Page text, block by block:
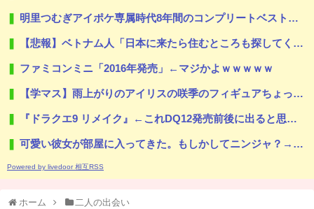
明里つむぎアイポケ専属時代8年間のコンプリートベストが半額セール中！！
【悲報】ベトナム人「日本に来たら住むところも探してくれてお金も出ると言われた！日本人は働く人を探しているから人が多いほうが助かると言われた！」ｗｗｗｗｗｗｗｗ
ファミコンミニ「2016年発売」←マジかよｗｗｗｗｗ
【学マス】雨上がりのアイリスの咲季のフィギュアちょっとドスケベじゃない？
『ドラクエ9 リメイク』←これDQ12発売前後に出ると思う？
可愛い彼女が部屋に入ってきた。もしかしてニンジャ？→スタイリッシュな動きはこちらです…
Powered by livedoor 相互RSS
ホーム 二人の出会い